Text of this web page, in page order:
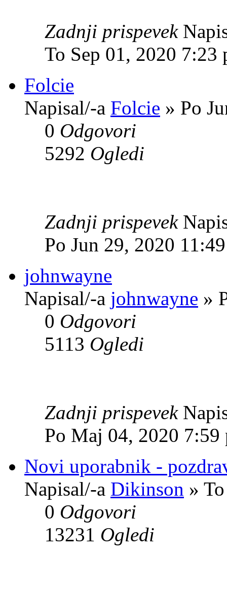
Zadnji prispevek
To Sep 01, 2020 7:23
Folcie
Napisal/-a Folcie » Po
0 Odgovori
5292 Ogledi
Zadnji prispevek
Po Jun 29, 2020
johnwayne
Napisal/-a johnwayne »
0 Odgovori
5113 Ogledi
Zadnji prispevek
Po Maj 04, 2020 7:59
Novi uporabnik -
Napisal/-a Dikinson »
0 Odgovori
13231 Ogledi